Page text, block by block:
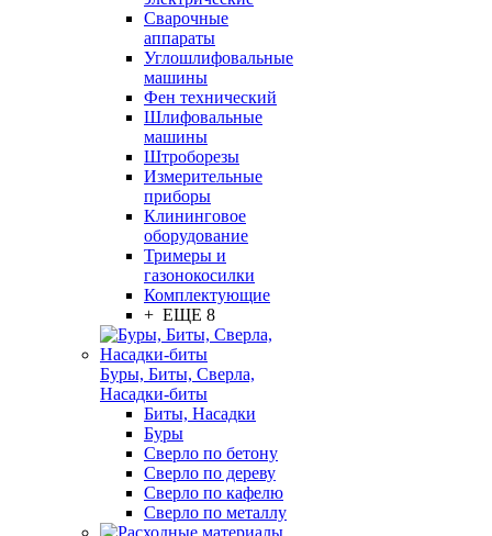
Сварочные
аппараты
Углошлифовальные
машины
Фен технический
Шлифовальные
машины
Штроборезы
Измерительные
приборы
Клининговое
оборудование
Тримеры и
газонокосилки
Комплектующие
+ ЕЩЕ 8
Буры, Биты, Сверла,
Насадки-биты
Биты, Насадки
Буры
Сверло по бетону
Сверло по дереву
Сверло по кафелю
Сверло по металлу